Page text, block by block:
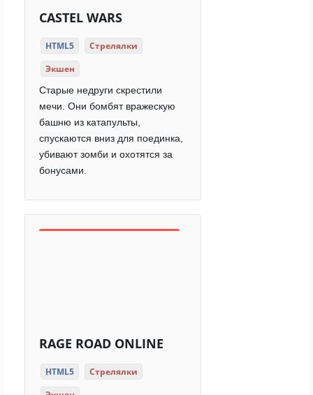
CASTEL WARS
HTML5
Стрелялки
Экшен
Старые недруги скрестили
мечи. Они бомбят вражескую
башню из катапульты,
спускаются вниз для поединка,
убивают зомби и охотятся за
бонусами.
RAGE ROAD ONLINE
HTML5
Стрелялки